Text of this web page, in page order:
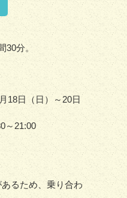
30分。
18日（日）～20日
～21:00
るため、乗り合わ